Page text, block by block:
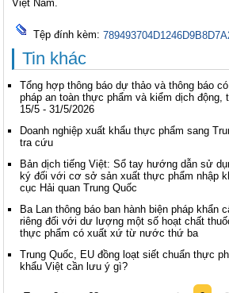
Việt Nam.
Tệp đính kèm:
Tin khác
Tổng hợp thông báo dự thảo và thông báo
pháp an toàn thực phẩm và kiểm dịch
15/5 - 31/5/2026
Doanh nghiệp xuất khẩu thực phẩm sang
tra cứu
Bản dịch tiếng Việt: Sổ tay hướng dẫn sử
ký đối với cơ sở sản xuất thực phẩm nhập
cục Hải quan Trung Quốc
Ba Lan thông báo ban hành biện pháp khẩn
riêng đối với dư lượng một số hoạt chất
thực phẩm có xuất xứ từ nước thứ ba
Trung Quốc, EU đồng loạt siết chuẩn thực
khẩu Việt cần lưu ý gì?